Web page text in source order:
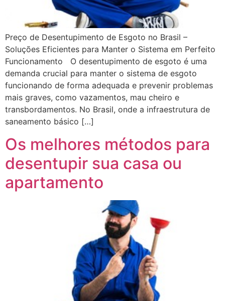
Preço de Desentupimento de Esgoto no Brasil –
Soluções Eficientes para Manter o Sistema em Perfeito
Funcionamento O desentupimento de esgoto é uma
demanda crucial para manter o sistema de esgoto
funcionando de forma adequada e prevenir problemas
mais graves, como vazamentos, mau cheiro e
transbordamentos. No Brasil, onde a infraestrutura de
saneamento básico […]
Os melhores métodos para
desentupir sua casa ou
apartamento